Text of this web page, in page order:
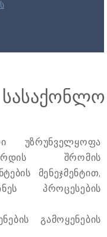
უზრუნველყოფა
შრომის
მენეჯმენტით,
პროცესების
გამოყენების